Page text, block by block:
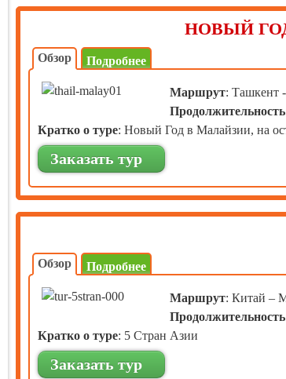
НОВЫЙ
Обзор
Маршрут: Ташкент
Продолжительность
Кратко о туре: Новый Год в Малайзии, на
Заказать тур
Подробнее
Обзор
Маршрут: Китай –
Продолжительность
Кратко о туре: 5 Стран Азии
Заказать тур
Подробнее